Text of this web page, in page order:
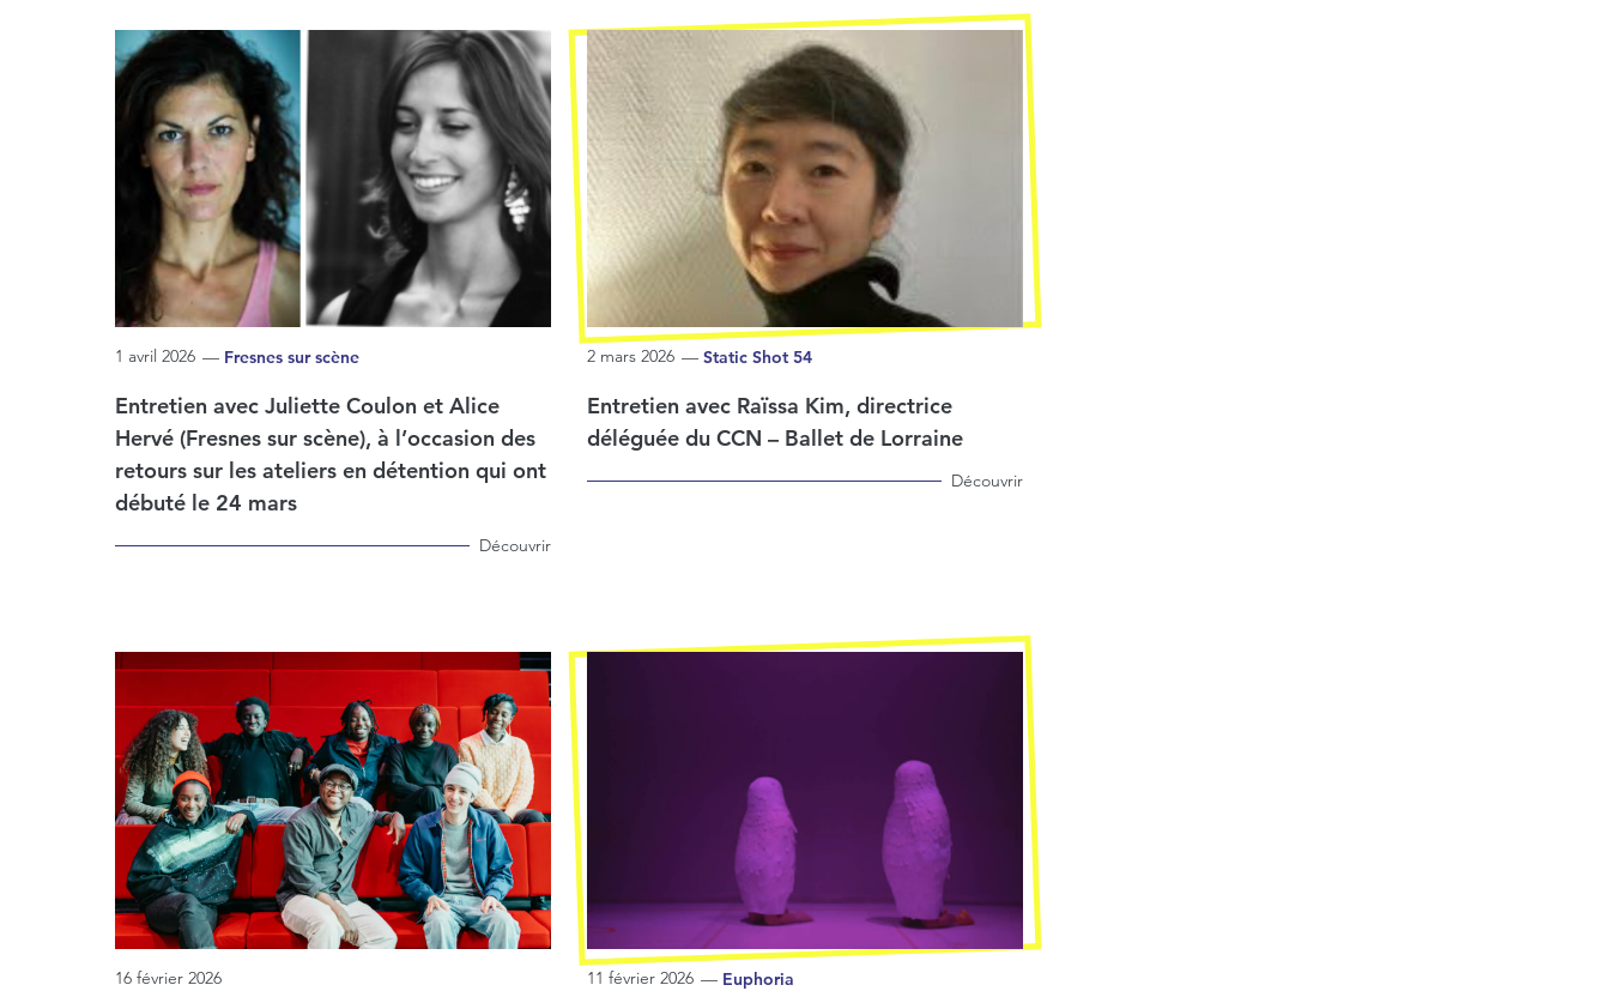
1 avril 2026 — Fresnes sur scène
Entretien avec Juliette Coulon et Alice
Hervé (Fresnes sur scène), à l’occasion des
retours sur les ateliers en détention qui ont
débuté le 24 mars
Découvrir
2 mars 2026 — Static Shot 54
Entretien avec Raïssa Kim, directrice
déléguée du CCN – Ballet de Lorraine
Découvrir
16 février 2026
11 février 2026 — Euphoria